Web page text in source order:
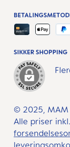
© 2025, MAM
Alle priser
SIKKER SHOPPING